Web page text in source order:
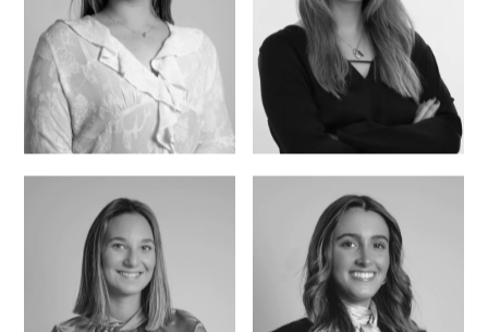
Marta Ferreira Biu
Maria Grácio
Afonso